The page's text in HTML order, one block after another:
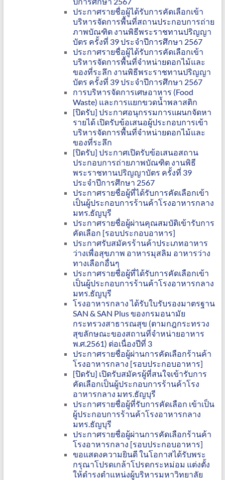
ประกาศรายชื่อผู้ได้รับการคัดเลือกเข้า
บริหารจัดการพื้นที่สถานประกอบการถ่าย
ภาพบัณฑิต งานพิธีพระราชทานปริญญา
บัตร ครั้งที่ 39 ประจำปีการศึกษา 2567
ประกาศรายชื่อผู้ได้รับการคัดเลือกเข้า
บริหารจัดการพื้นที่จำหน่ายดอกไม้และ
ของที่ระลึก งานพิธีพระราชทานปริญญา
บัตร ครั้งที่ 39 ประจำปีการศึกษา 2567
การบริหารจัดการเศษอาหาร (Food
Waste) และการแยกขวดน้ำพลาสติก
[ปิดรับ] ประกาศอนุกรรมการแผนกจัดหา
รายได้ เปิดรับข้อเสนอผู้ประกอบการเข้า
บริหารจัดการพื้นที่จำหน่ายดอกไม้และ
ของที่ระลึก
[ปิดรับ] ประกาศเปิดรับข้อเสนอสถาน
ประกอบการถ่ายภาพบัณฑิต งานพิธี
พระราชทานปริญญาบัตร ครั้งที่ 39
ประจำปีการศึกษา 2567
ประกาศรายชื่อผู้ที่ได้รับการคัดเลือกเข้า
เป็นผู้ประกอบการร้านค้าโรงอาหารกลาง
มทร.ธัญบุรี
ประกาศรายชื่อผู้ผ่านคุณสมบัติเข้ารับการ
คัดเลือก [รอบประกอบอาหาร]
ประกาศรับสมัครร้านค้าประเภทอาหาร
ว่างเพื่อสุขภาพ อาหารมุสลิม อาหารว่าง
ทางเลือกอื่นๆ
ประกาศรายชื่อผู้ที่ได้รับการคัดเลือกเข้า
เป็นผู้ประกอบการร้านค้าโรงอาหารกลาง
มทร.ธัญบุรี
โรงอาหารกลาง ได้รับใบรับรองมาตรฐาน
SAN & SAN Plus ของกรมอนามัย
กระทรวงสาธารณสุข (ตามกฎกระทรวง
สุขลักษณะของสถานที่จำหน่ายอาหาร
พ.ศ.2561) ต่อเนื่องปีที่ 3
ประกาศรายชื่อผู้ผ่านการคัดเลือกร้านค้า
โรงอาหารกลาง [รอบประกอบอาหาร]
[ปิดรับ] เปิดรับสมัครผู้ที่สนใจเข้ารับการ
คัดเลือกเป็นผู้ประกอบการร้านค้าโรง
อาหารกลาง มทร.ธัญบุรี
ประกาศรายชื่อผู้ที่รับการคัดเลือก เข้าเป็น
ผู้ประกอบการร้านค้าโรงอาหารกลาง
มทร.ธัญบุรี
ประกาศรายชื่อผู้ผ่านการคัดเลือกร้านค้า
โรงอาหารกลาง [รอบประกอบอาหาร]
ขอแสดงความยินดี ในโอกาสได้รับพระ
กรุณาโปรดเกล้าโปรดกระหม่อม แต่งตั้ง
ให้ดำรงตำแหน่งผู้บริหารมหาวิทยาลัย